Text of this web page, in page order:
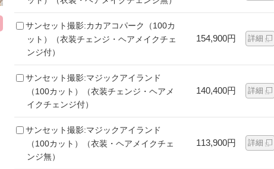
サンセット撮影:カカアコパーク（100カ
ット）（衣装チェンジ・ヘアメイクチェ
ンジ付）
154,900円 詳細
サンセット撮影:マジックアイランド
（100カット）（衣装チェンジ・ヘアメ
イクチェンジ付）
140,400円 詳細
サンセット撮影:マジックアイランド
（100カット）（衣装・ヘアメイクチェ
ンジ無）
113,900円 詳細